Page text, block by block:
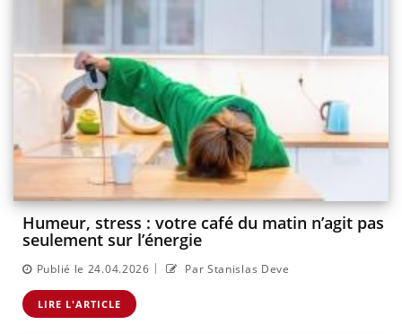
Humeur, stress : votre café du matin n’agit pas
seulement sur l’énergie
Publié le 24.04.2026 | Par Stanislas Deve
LIRE L'ARTICLE